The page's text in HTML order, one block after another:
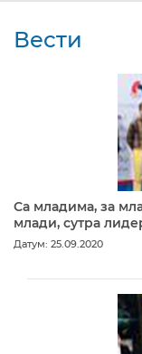
Вести
Са младима, за
млади, сутра
Датум: 25.09.2020